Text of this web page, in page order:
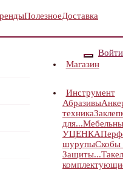
ПолезноеДоставка
Войти
Магазин
Инструмент
Абразивы
техника
для...
УЦЕНКА
шурупыСкобы
Защиты...